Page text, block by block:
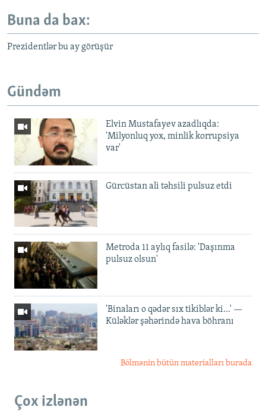
Buna da bax:
Prezidentlər bu ay görüşür
Gündəm
Elvin Mustafayev azadlıqda:
'Milyonluq yox, minlik korrupsiya
var'
Gürcüstan ali təhsili pulsuz etdi
Metroda 11 aylıq fasilə: 'Daşınma
pulsuz olsun'
'Binaları o qədər sıx tikiblər ki...' —
Küləklər şəhərində hava böhranı
Bölmənin bütün materialları burada
Çox izlənən